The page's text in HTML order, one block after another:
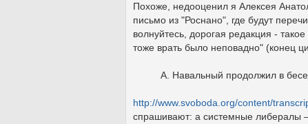
Похоже, недооценил я Алексея
письмо из "Роснано", где будут
волнуйтесь, дорогая редакция -
тоже врать было неповадно" (конец
А. Навальный продолжил в
http://www.svoboda.org/content/
спрашивают: а системные либералы